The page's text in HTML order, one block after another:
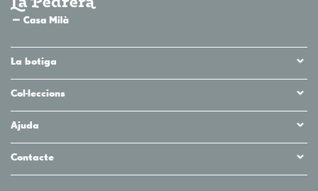
La botiga
Col·leccions
Ajuda
Contacte